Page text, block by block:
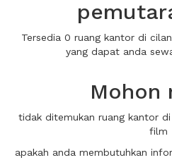
Tersedia 0 ruang kantor di
yang dapat anda
Mohon
tidak ditemukan ruang kantor
film
apakah anda membutuhkan